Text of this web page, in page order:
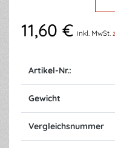
11,60 € inkl. MwSt.
Artikel-Nr.:
Gewicht
Vergleichsnummer